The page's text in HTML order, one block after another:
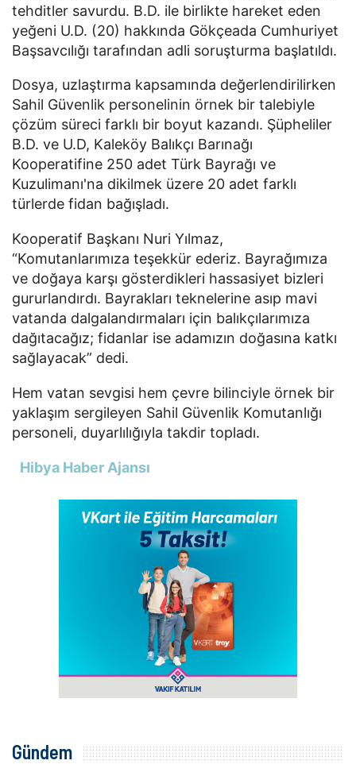
tehditler savurdu. B.D. ile birlikte hareket eden
yeğeni U.D. (20) hakkında Gökçeada Cumhuriyet
Başsavcılığı tarafından adli soruşturma başlatıldı.
Dosya, uzlaştırma kapsamında değerlendirilirken
Sahil Güvenlik personelinin örnek bir talebiyle
çözüm süreci farklı bir boyut kazandı. Şüpheliler
B.D. ve U.D, Kaleköy Balıkçı Barınağı
Kooperatifine 250 adet Türk Bayrağı ve
Kuzulimanı'na dikilmek üzere 20 adet farklı
türlerde fidan bağışladı.
Kooperatif Başkanı Nuri Yılmaz,
“Komutanlarımıza teşekkür ederiz. Bayrağımıza
ve doğaya karşı gösterdikleri hassasiyet bizleri
gururlandırdı. Bayrakları teknelerine asıp mavi
vatanda dalgalandırmaları için balıkçılarımıza
dağıtacağız; fidanlar ise adamızın doğasına katkı
sağlayacak” dedi.
Hem vatan sevgisi hem çevre bilinciyle örnek bir
yaklaşım sergileyen Sahil Güvenlik Komutanlığı
personeli, duyarlılığıyla takdir topladı.
Hibya Haber Ajansı
Gündem